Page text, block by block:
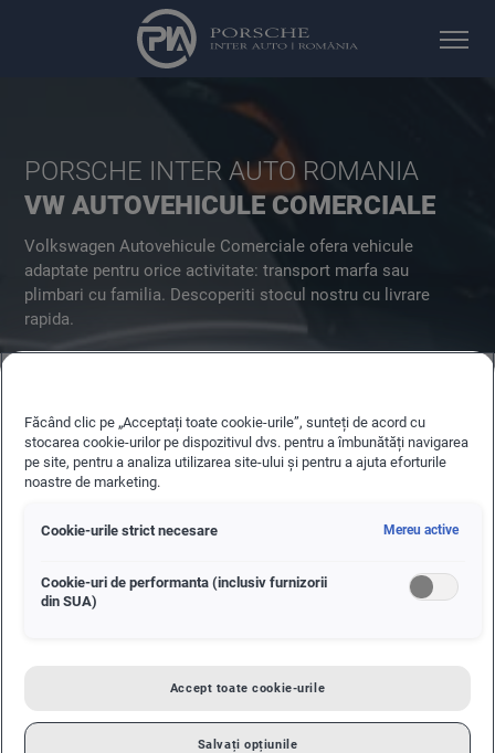
PORSCHE INTER AUTO ROMANIA
VW AUTOVEHICULE COMERCIALE
Volkswagen Autovehicule Comerciale ofera vehicule
adaptate pentru orice activitate: transport marfa sau
plimbari cu familia. Descoperiti stocul nostru cu livrare
rapida.
CONFIGURARE AUTOVEHICULE NOI
COMERCIALE
IMEDIAT DISPONIBIL
Făcând clic pe „Acceptați toate cookie-urile”, sunteți de acord cu
stocarea cookie-urilor pe dispozitivul dvs. pentru a îmbunătăți navigarea
pe site, pentru a analiza utilizarea site-ului și pentru a ajuta eforturile
noastre de marketing.
Cookie-urile strict necesare Mereu active
Cookie-uri de performanta (inclusiv furnizorii
din SUA)
Accept toate cookie-urile
Salvați opțiunile